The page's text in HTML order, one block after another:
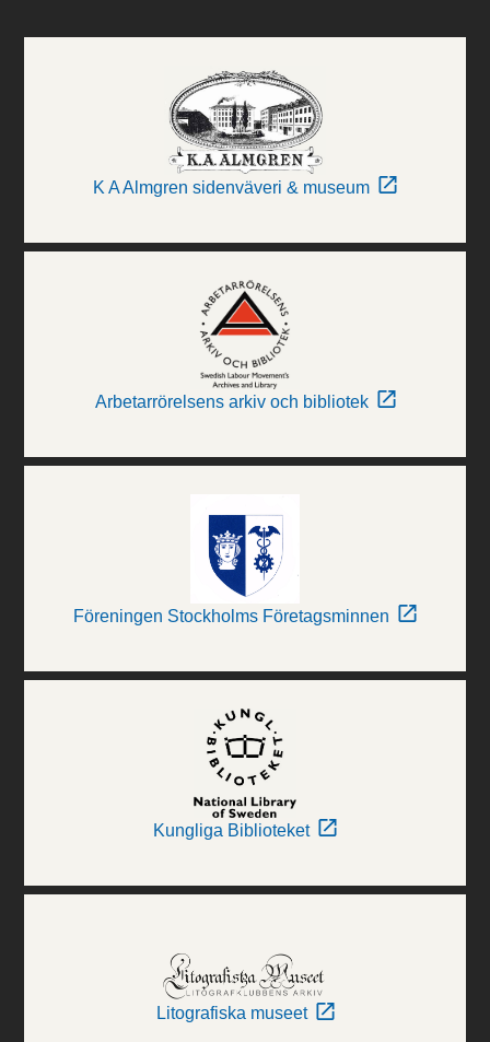
K A Almgren sidenväveri & museum
Arbetarrörelsens arkiv och bibliotek
Föreningen Stockholms Företagsminnen
Kungliga Biblioteket
Litografiska museet